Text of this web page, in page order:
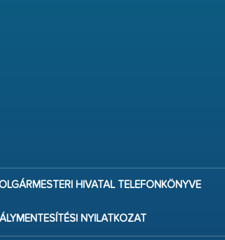
HIVATAL TELEFONKÖNYVE
NYILATKOZAT